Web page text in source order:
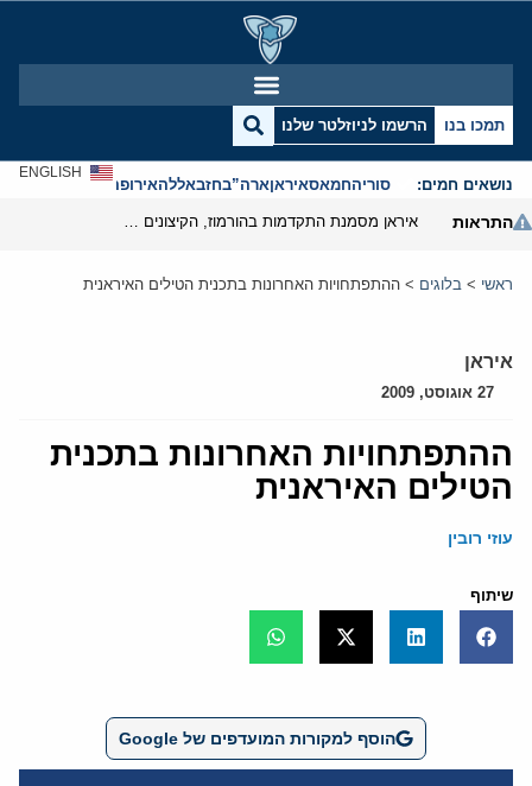
תמכו בנו הרשמו לניוזלטר שלנו
נושאים חמים: סוריהחמאסאיראןארה”בחזבאללהאירופהאנטישמיות
ENGLISH
התראות
ראשי > בלוגים > ההתפתחויות האחרונות בתכנית הטילים האיראנית
איראן
27 אוגוסט, 2009
ההתפתחויות האחרונות בתכנית
הטילים האיראנית
עוזי רובין
שיתוף
הוסף למקורות המועדפים של Google